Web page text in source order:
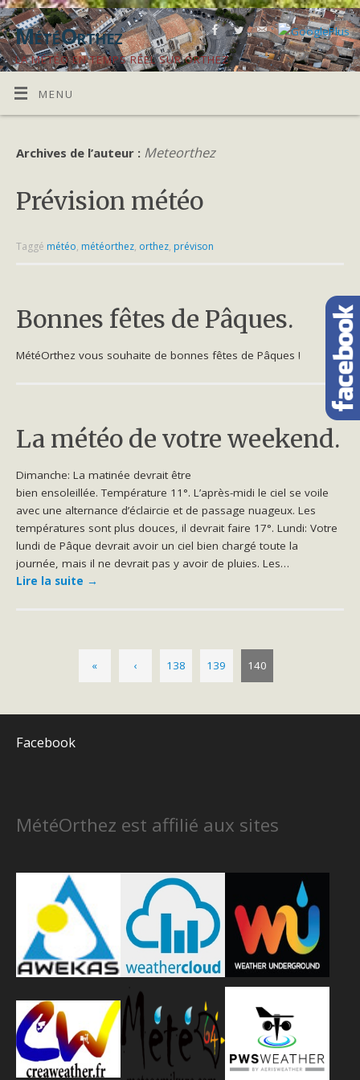
MétéOrthez
LA MÉTÉO EN TEMPS RÉEL SUR ORTHEZ
MENU
Archives de l’auteur : Meteorthez
Prévision météo
Taggé météo, météorthez, orthez, prévison
Bonnes fêtes de Pâques.
MétéOrthez vous souhaite de bonnes fêtes de Pâques !
La météo de votre weekend.
Dimanche: La matinée devrait être
bien ensoleillée. Température 11°. L’après-midi le ciel se voile
avec une alternance d’éclaircie et de passage nuageux. Les
températures sont plus douces, il devrait faire 17°. Lundi: Votre
lundi de Pâque devrait avoir un ciel bien chargé toute la
journée, mais il ne devrait pas y avoir de pluies. Les…
Lire la suite →
« ‹ 138 139 140
Facebook
MétéOrthez est affilié aux sites